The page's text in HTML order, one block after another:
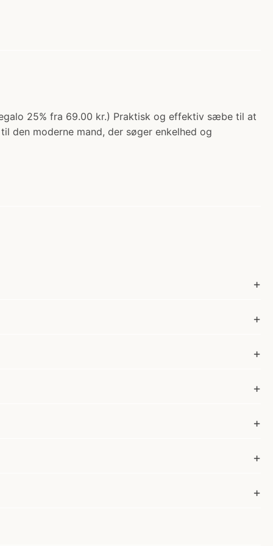
25% fra 69.00 kr.) Praktisk og effektiv sæbe til at
den moderne mand, der søger enkelhed og